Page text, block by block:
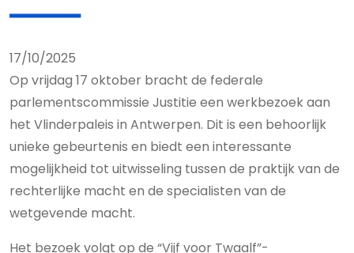
17/10/2025
Op vrijdag 17 oktober bracht de federale
parlementscommissie Justitie een werkbezoek aan
het Vlinderpaleis in Antwerpen. Dit is een behoorlijk
unieke gebeurtenis en biedt een interessante
mogelijkheid tot uitwisseling tussen de praktijk van de
rechterlijke macht en de specialisten van de
wetgevende macht.
Het bezoek volgt op de “Vijf voor Twaalf”-